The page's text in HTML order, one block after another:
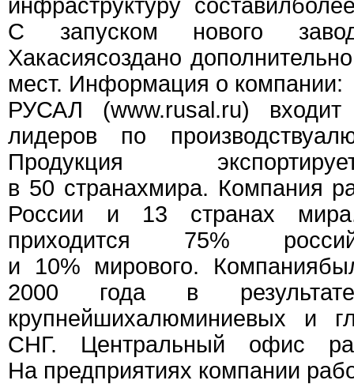
инфраструктуру
С запуском нового
Хакасиясоздано
мест. Информация о компании:
РУСАЛ (www.rusal.ru)
лидеров по
Продукция
в 50 странахмира. Компания
России и 13 странах
приходится 75%
и 10% мирового.
2000 года в
крупнейшихалюминиевых и
СНГ. Центральный офис
На предприятиях компании